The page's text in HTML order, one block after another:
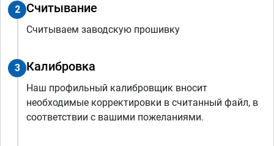
2 Считывание
Считываем заводскую прошивку
3 Калибровка
Наш профильный калибровщик вносит
необходимые корректировки в считанный файл, в
соответствии с вашими пожеланиями.